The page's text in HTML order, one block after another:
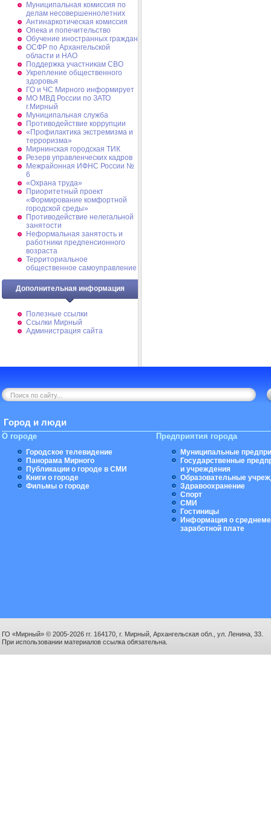
Муниципальная комиссия по
делам несовершеннолетних
Антинаркотическая комиссия
Опека и попечительство
Обучение иностранных граждан
ОСФР по Архангельской
области и НАО
Поддержка участникам СВО
Укрепление общественного
здоровья
ГО и ЧС Мирного информирует
МО МВД России по ЗАТО
г.Мирный
Муниципальная cлужба
Противодействие коррупции
«Профилактика экстремизма и
терроризма»
Мирнинская городская ТИК
Резерв управленческих кадров
Межрайонная ИФНС России №
6
«Охрана труда»
Приоритетный проект
«Формирование комфортной
городской среды»
Противодействие нелегальной
занятости
Неформальная занятость и
работники предпенсионного
возраста
Территориальное
общественное самоуправление
Дополнительная информация
Полезные ссылки
Ссылки Мирный
Администрация сайта
Город и люди
О городе
Городское телевидение
Панорама Мирного
Публикации о городе в СМИ
Книги о городе
Фильмы о городе
Предприятия города
Муниципальные
Государственные
и учреждения
Образовательные
Здравоохранение
Спорт
СМИ
Гостиницы
Информация о
заработной плате
ГО «Мирный» © 2005-2026 гг. 164170, г. Мирный, Архангельская обл., ул. Ленина, 33.
При использовании материалов ссылка обязательна.